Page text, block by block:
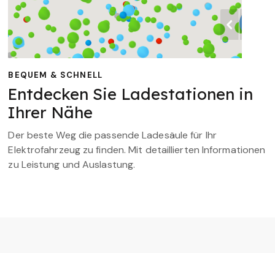
BEQUEM & SCHNELL
Entdecken Sie Ladestationen in
Ihrer Nähe
Der beste Weg die passende Ladesäule für Ihr
Elektrofahrzeug zu finden. Mit detaillierten Informationen
zu Leistung und Auslastung.